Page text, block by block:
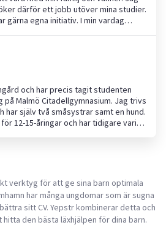
därför ett jobb utöver mina studier.
gärna egna initiativ. I min vardag
Malmö Citadellgymnasium. Jag trivs
har själv två småsystrar samt en hund.
12-15-åringar och har tidigare varit
vara pålitlig. Jag ser fram emot att
verktyg för att ge sina barn optimala
har många ungdomar som är sugna
sitt CV. Yepstr kombinerar detta och
den bästa läxhjälpen för dina barn.